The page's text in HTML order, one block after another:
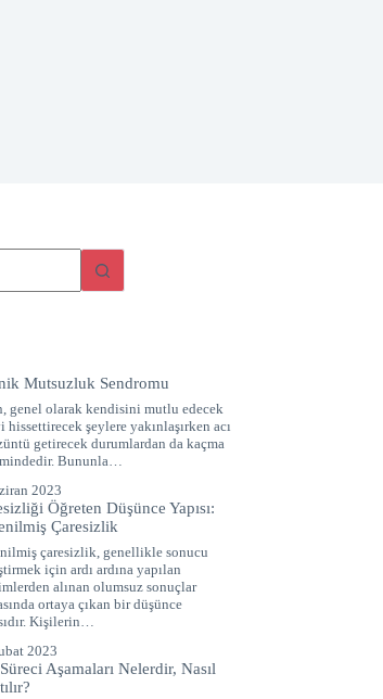
Mutsuzluk Sendromu
genel olarak kendisini mutlu edecek
hissettirecek şeylere yakınlaşırken acı
getirecek durumlardan da kaçma
Bununla…
2023
Öğreten Düşünce Yapısı:
Çaresizlik
çaresizlik, genellikle sonucu
için ardı ardına yapılan
alınan olumsuz sonuçlar
ortaya çıkan bir düşünce
Kişilerin…
2023
Aşamaları Nelerdir, Nasıl